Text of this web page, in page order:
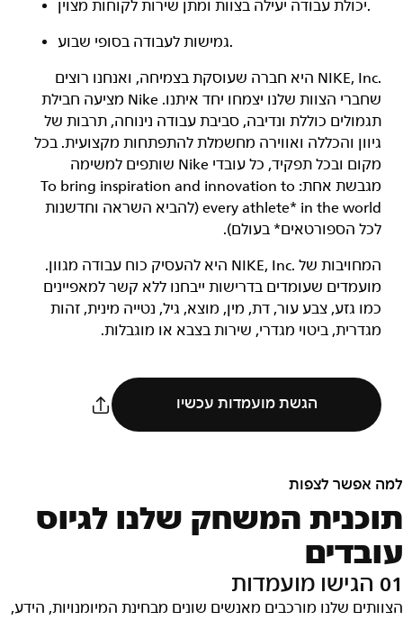
יכולת עבודה יעילה בצוות ומתן שירות לקוחות מצוין.
גמישות לעבודה בסופי שבוע.
‏NIKE, Inc.‎ היא חברה שעוסקת בצמיחה, ואנחנו רוצים
שחברי הצוות שלנו יצמחו יחד איתנו. Nike מציעה חבילת
תגמולים כוללת ונדיבה, סביבת עבודה נינוחה, תרבות של
גיוון והכללה ואווירה מחשמלת להתפתחות מקצועית. בכל
מקום ובכל תפקיד, כל עובדי Nike שותפים למשימה
מגבשת אחת: To bring inspiration and innovation to
every athlete* in the world (להביא השראה וחדשנות
לכל הספורטאים* בעולם).
המחויבות של NIKE, Inc.‎ היא להעסיק כוח עבודה מגוון.
מועמדים שעומדים בדרישות ייבחנו ללא קשר למאפיינים
כמו גזע, צבע עור, דת, מין, מוצא, גיל, נטייה מינית, זהות
מגדרית, ביטוי מגדרי, שירות בצבא או מוגבלות.
הגשת מועמדות עכשיו
למה אפשר לצפות
תוכנית המשחק שלנו לגיוס
עובדים
01 הגישו מועמדות
הצוותים שלנו מורכבים מאנשים שונים מבחינת המיומנויות, הידע,